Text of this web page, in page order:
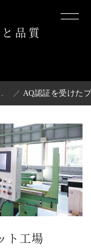
品質
AQ認証を受けた
ト工場